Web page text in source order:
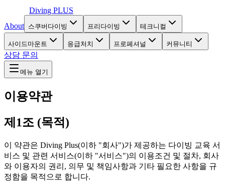
Diving PLUS
About 스쿠버다이빙 프리다이빙 테크니컬
사이드마운트 응급처치 프로페셔널 커뮤니티
상담 문의
메뉴 열기
이용약관
제1조 (목적)
이 약관은 Diving Plus(이하 "회사")가 제공하는 다이빙 교육 서
비스 및 관련 서비스(이하 "서비스")의 이용조건 및 절차, 회사
와 이용자의 권리, 의무 및 책임사항과 기타 필요한 사항을 규
정함을 목적으로 합니다.